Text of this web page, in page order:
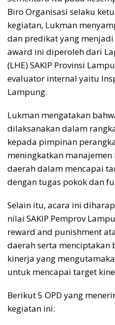
Biro Organisasi selaku
kegiatan, Lukman
dan predikat yang
award ini diperoleh dari
(LHE) SAKIP Provinsi
evaluator internal yaitu
Lampung.
Lukman mengatakan
dilaksanakan dalam
kepada pimpinan
meningkatkan
daerah dalam mencapai
dengan tugas pokok dan
Selain itu, acara ini
nilai SAKIP Pemprov
reward and punishment
daerah serta menciptakan
kinerja yang
untuk mencapai target
Berikut 5 OPD yang
kegiatan ini: